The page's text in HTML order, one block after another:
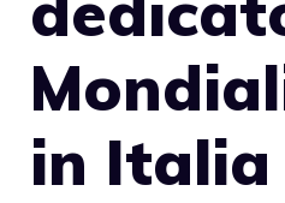
in Italia